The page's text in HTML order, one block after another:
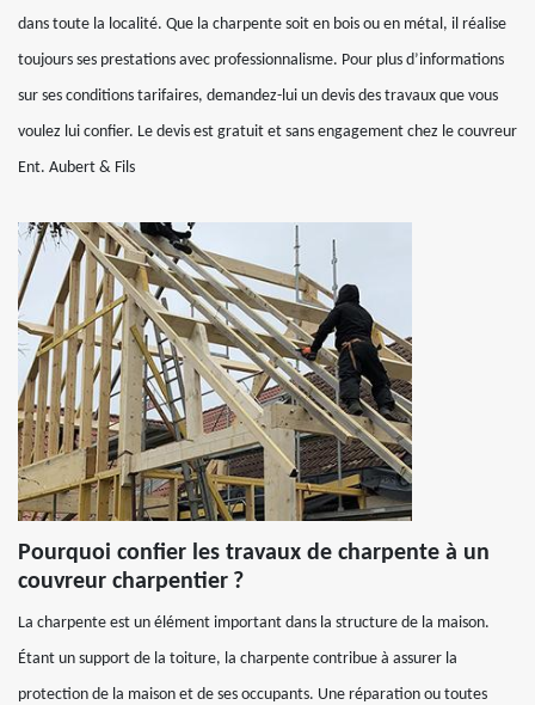
dans toute la localité. Que la charpente soit en bois ou en métal, il réalise
toujours ses prestations avec professionnalisme. Pour plus d’informations
sur ses conditions tarifaires, demandez-lui un devis des travaux que vous
voulez lui confier. Le devis est gratuit et sans engagement chez le couvreur
Ent. Aubert & Fils
Pourquoi confier les travaux de charpente à un
couvreur charpentier ?
La charpente est un élément important dans la structure de la maison.
Étant un support de la toiture, la charpente contribue à assurer la
protection de la maison et de ses occupants. Une réparation ou toutes